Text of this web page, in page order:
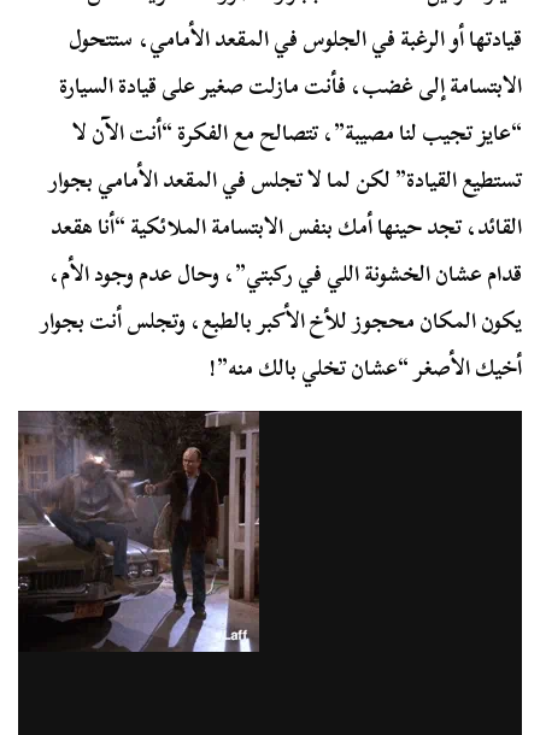
قيادتها أو الرغبة في الجلوس في المقعد الأمامي، ستتحول
الابتسامة إلى غضب، فأنت مازلت صغير على قيادة السيارة
“عايز تجيب لنا مصيبة”، تتصالح مع الفكرة “أنت الآن لا
تستطيع القيادة” لكن لما لا تجلس في المقعد الأمامي بجوار
القائد، تجد حينها أمك بنفس الابتسامة الملائكية “أنا هقعد
قدام عشان الخشونة اللي في ركبتي”، وحال عدم وجود الأم،
يكون المكان محجوز للأخ الأكبر بالطبع، وتجلس أنت بجوار
أخيك الأصغر “عشان تخلي بالك منه”!